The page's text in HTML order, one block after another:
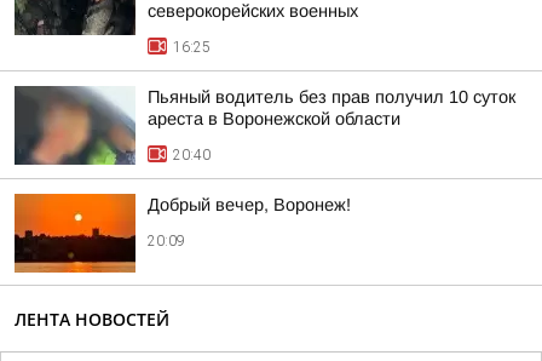
северокорейских военных
16:25
Пьяный водитель без прав получил 10 суток
ареста в Воронежской области
20:40
Добрый вечер, Воронеж!
20:09
ЛЕНТА НОВОСТЕЙ